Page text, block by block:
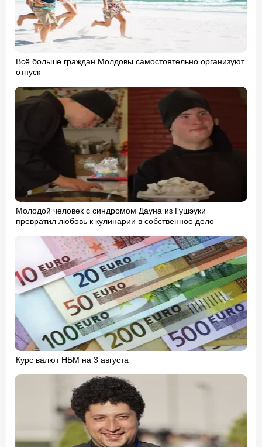
Всё больше граждан Молдовы самостоятельно организуют
отпуск
Молодой человек с синдромом Дауна из Гушэуки
превратил любовь к кулинарии в собственное дело
Курс валют НБМ на 3 августа